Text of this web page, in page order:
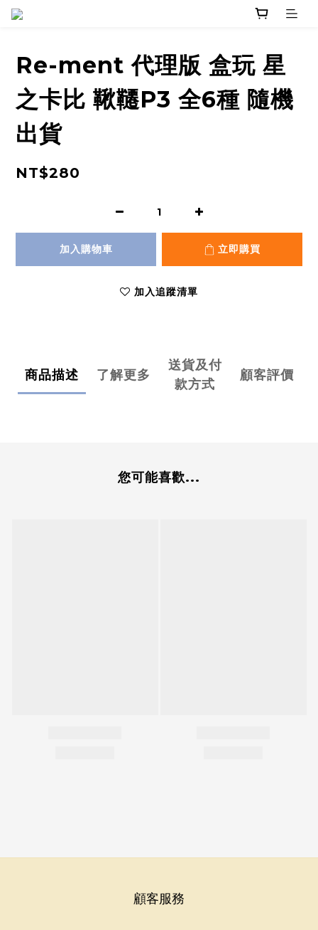
Re-ment 代理版 盒玩 星
之卡比 鞦韆P3 全6種 隨機
出貨
NT$280
加入購物車 立即購買
加入追蹤清單
商品描述 了解更多
送貨及付
款方式
顧客評價
您可能喜歡...
顧客服務